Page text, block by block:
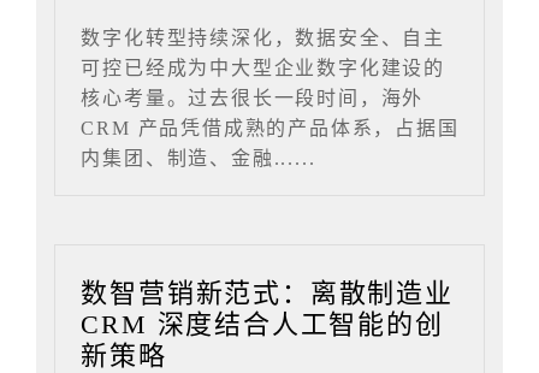
数字化转型持续深化，数据安全、自主
可控已经成为中大型企业数字化建设的
核心考量。过去很长一段时间，海外
CRM 产品凭借成熟的产品体系，占据国
内集团、制造、金融......
数智营销新范式：离散制造业
CRM 深度结合人工智能的创
新策略